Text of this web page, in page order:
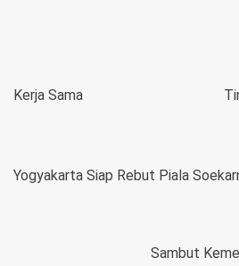
Kerja Sama
Yogyakarta Siap Rebut Piala
Sambut